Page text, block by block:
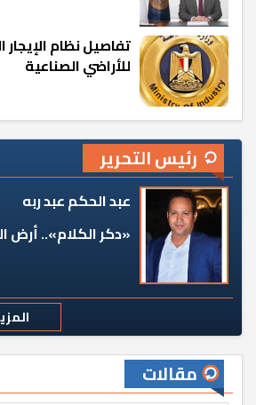
تفاصيل نظام
للأراضي الصناعية
رئيس التحرير
عبد الحكم عبد ربه
«دكر الكلام».. أرض
مقالات